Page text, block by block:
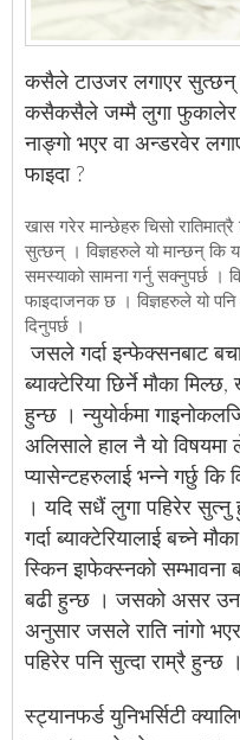
कसैले टाउजर लगाएर
कसैकसैले जम्मै लुगा फुकालेर
नाङ्गो भएर वा अन्डरवेर
फाइदा ?
खास गरेर मान्छेहरु चिसो
सुत्छन् । विज्ञहरुले यो मान्छन् कि
समस्याको सामना गर्नु सक्नुपर्छ ।
फाइदाजनक छ । विज्ञहरुले यो
दिनुपर्छ ।
जसले गर्दा इन्फेक्सनबाट
ब्याक्टेरिया छिर्ने मौका
हुन्छ । न्युयोर्कमा
अलिसाले हाल नै यो
प्यासेन्टहरुलाई भन्ने गर्छु कि
। यदि सधैं लुगा पहिरेर
गर्दा ब्याक्टेरियालाई बच्ने
स्किन इाफेक्स्नको सम्भावना
बढी हुन्छ । जसको असर
अनुसार जसले राति नांगो
पहिरेर पनि सुत्दा राम्रै हुन्छ ।
स्ट्यानफर्ड युनिभर्सिटी